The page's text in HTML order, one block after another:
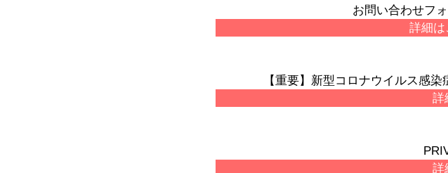
お問い合わせフ
詳細は
【重要】新型コロナウイルス感
詳
詳